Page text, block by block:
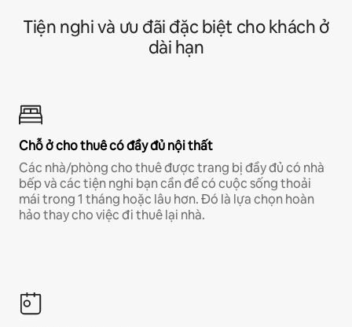
Tiện nghi và ưu đãi đặc biệt cho khách ở
dài hạn
Chỗ ở cho thuê có đầy đủ nội thất
Các nhà/phòng cho thuê được trang bị đầy đủ có nhà
bếp và các tiện nghi bạn cần để có cuộc sống thoải
mái trong 1 tháng hoặc lâu hơn. Đó là lựa chọn hoàn
hảo thay cho việc đi thuê lại nhà.